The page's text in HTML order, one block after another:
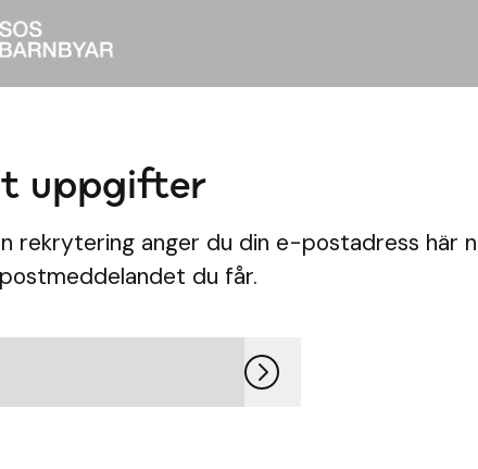
uppgifter
rekrytering anger du din e-postadress här
du får.